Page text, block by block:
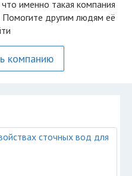
именно такая компания
Помогите другим людям её
компанию